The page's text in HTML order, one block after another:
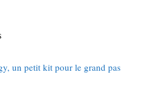
un petit kit pour le grand pas